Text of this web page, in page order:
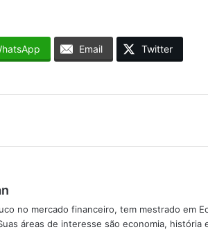
Email Twitter
no mercado financeiro, tem mestrado em
áreas de interesse são economia,